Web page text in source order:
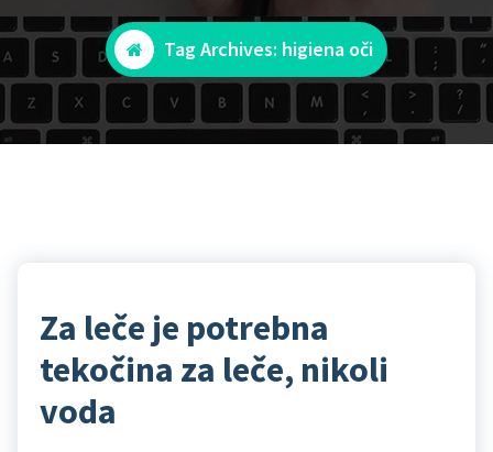
Tag Archives: higiena oči
Za leče je potrebna
tekočina za leče, nikoli
voda